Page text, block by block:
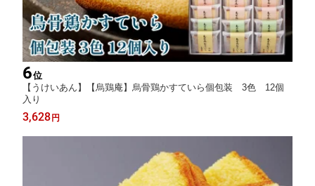
6位
【うけいあん】【烏鶏庵】烏骨鶏かすていら個包装 3色 12個
入り
3,628円